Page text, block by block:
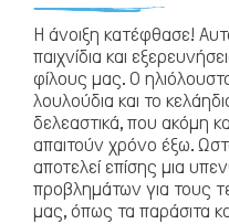
Η άνοιξη κατέφθασε!
παιχνίδια και
φίλους μας. Ο
λουλούδια και το
δελεαστικά, που ακόμη
απαιτούν χρόνο έξω.
αποτελεί επίσης μια
προβλημάτων για τους
μας, όπως τα παράσιτα